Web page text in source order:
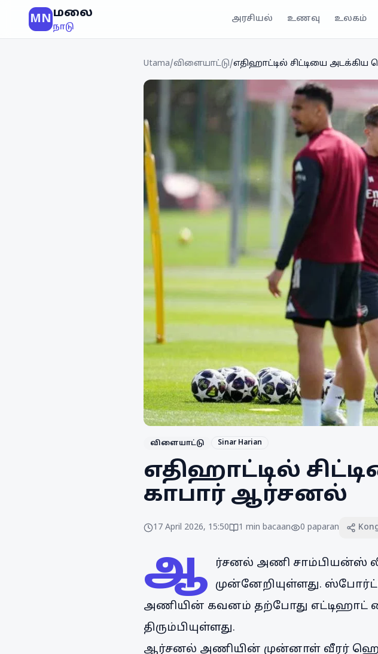
MN மலை
நாடு
அரசியல் உணவு உலகம்
Utama/விளையாட்டு/எதிஹாட்டில் சிட்டியை
விளையாட்டு Sinar Harian
எதிஹாட்டில்
காபார் ஆர்சனல்
17 April 2026, 15:50 1 min bacaan 0 paparan
ஆ
ர்சனல் அணி சாம்பியன்ஸ் லீக்
முன்னேறியுள்ளது.
அணியின் கவனம் தற்போது எட்டிஹாட்
திரும்பியுள்ளது.
ஆர்சனல் அணியின் முன்னாள் வீரர்